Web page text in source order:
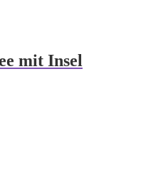
mit Insel